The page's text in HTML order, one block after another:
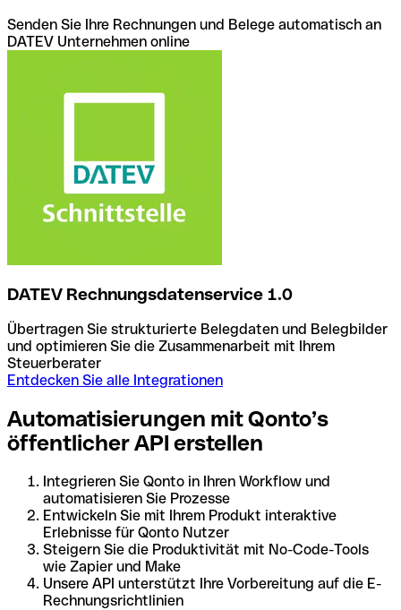
Senden Sie Ihre Rechnungen und Belege automatisch an
DATEV Unternehmen online
DATEV Rechnungsdatenservice 1.0
Übertragen Sie strukturierte Belegdaten und Belegbilder
und optimieren Sie die Zusammenarbeit mit Ihrem
Steuerberater
Entdecken Sie alle Integrationen
Automatisierungen mit Qonto’s
öffentlicher API erstellen
Integrieren Sie Qonto in Ihren Workflow und
automatisieren Sie Prozesse
Entwickeln Sie mit Ihrem Produkt interaktive
Erlebnisse für Qonto Nutzer
Steigern Sie die Produktivität mit No-Code-Tools
wie Zapier und Make
Unsere API unterstützt Ihre Vorbereitung auf die E-
Rechnungsrichtlinien